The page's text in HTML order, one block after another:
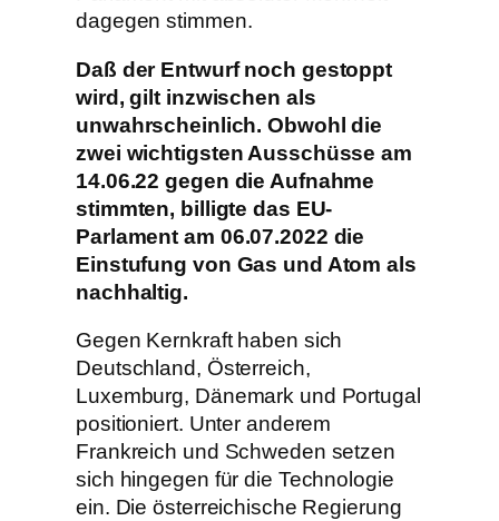
dagegen stimmen.
Daß der Entwurf noch gestoppt
wird, gilt inzwischen als
unwahrscheinlich. Obwohl die
zwei wichtigsten Ausschüsse am
14.06.22 gegen die Aufnahme
stimmten, billigte das EU-
Parlament am 06.07.2022 die
Einstufung von Gas und Atom als
nachhaltig.
Gegen Kernkraft haben sich
Deutschland, Österreich,
Luxemburg, Dänemark und Portugal
positioniert. Unter anderem
Frankreich und Schweden setzen
sich hingegen für die Technologie
ein. Die österreichische Regierung